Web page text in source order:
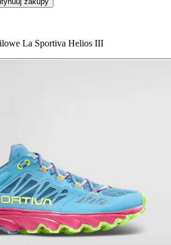
La Sportiva Helios III